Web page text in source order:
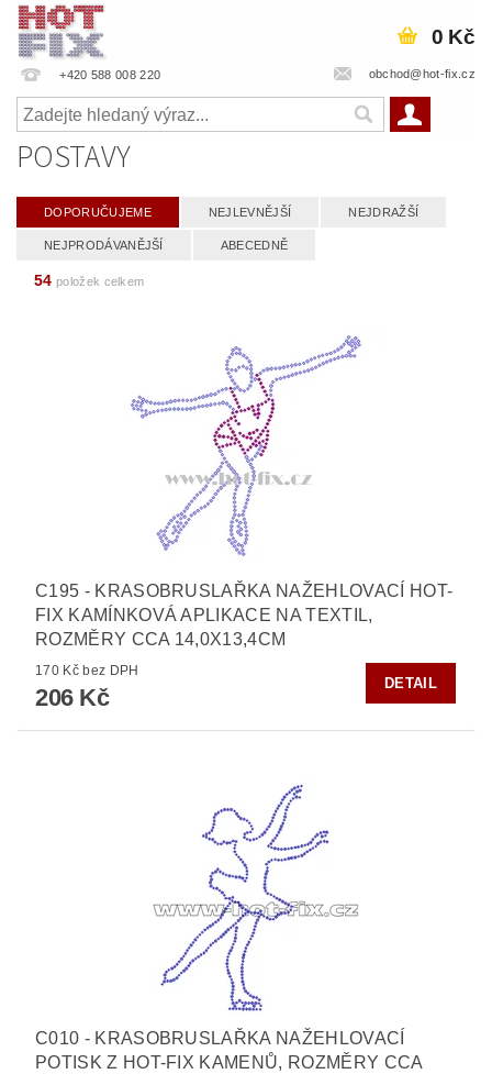
+420 588 008 220 obchod@hot-fix.cz
0 Kč
POSTAVY
DOPORUČUJEME NEJLEVNĚJŠÍ NEJDRAŽŠÍ
NEJPRODÁVANĚJŠÍ ABECEDNĚ
54 položek celkem
C195 - KRASOBRUSLAŘKA NAŽEHLOVACÍ HOT-
FIX KAMÍNKOVÁ APLIKACE NA TEXTIL,
ROZMĚRY CCA 14,0X13,4CM
170 Kč bez DPH
206 Kč
DETAIL
C010 - KRASOBRUSLAŘKA NAŽEHLOVACÍ
POTISK Z HOT-FIX KAMENŮ, ROZMĚRY CCA